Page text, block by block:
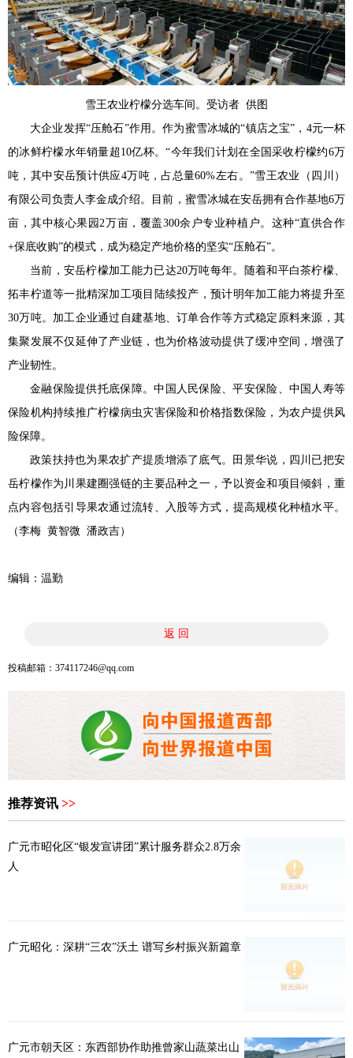
雪王农业柠檬分选车间。受访者 供图
大企业发挥“压舱石”作用。作为蜜雪冰城的“镇店之宝”，4元一杯
的冰鲜柠檬水年销量超10亿杯。“今年我们计划在全国采收柠檬约6万
吨，其中安岳预计供应4万吨，占总量60%左右。”雪王农业（四川）
有限公司负责人李金成介绍。目前，蜜雪冰城在安岳拥有合作基地6万
亩，其中核心果园2万亩，覆盖300余户专业种植户。这种“直供合作
+保底收购”的模式，成为稳定产地价格的坚实“压舱石”。
当前，安岳柠檬加工能力已达20万吨每年。随着和平白茶柠檬、
拓丰柠道等一批精深加工项目陆续投产，预计明年加工能力将提升至
30万吨。加工企业通过自建基地、订单合作等方式稳定原料来源，其
集聚发展不仅延伸了产业链，也为价格波动提供了缓冲空间，增强了
产业韧性。
金融保险提供托底保障。中国人民保险、平安保险、中国人寿等
保险机构持续推广柠檬病虫灾害保险和价格指数保险，为农户提供风
险保障。
政策扶持也为果农扩产提质增添了底气。田景华说，四川已把安
岳柠檬作为川果建圈强链的主要品种之一，予以资金和项目倾斜，重
点内容包括引导果农通过流转、入股等方式，提高规模化种植水平。
（李梅 黄智微 潘政吉）
编辑：温勤
返 回
投稿邮箱：374117246@qq.com
推荐资讯 >>
广元市昭化区“银发宣讲团”累计服务群众2.8万余
人
广元昭化：深耕“三农”沃土 谱写乡村振兴新篇章
广元市朝天区：东西部协作助推曾家山蔬菜出山